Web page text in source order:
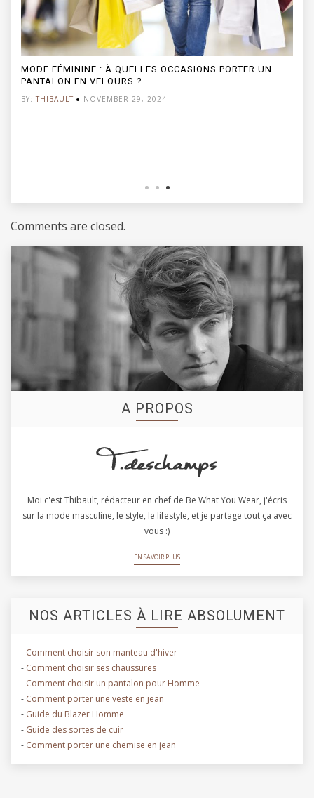
MODE FÉMININE : À QUELLES OCCASIONS PORTER UN
PANTALON EN VELOURS ?
BY: THIBAULT NOVEMBER 29, 2024
Comments are closed.
A PROPOS
Moi c'est Thibault, rédacteur en chef de Be What You Wear, j'écris
sur la mode masculine, le style, le lifestyle, et je partage tout ça avec
vous :)
EN SAVOIR PLUS
NOS ARTICLES À LIRE ABSOLUMENT
- Comment choisir son manteau d'hiver
- Comment choisir ses chaussures
- Comment choisir un pantalon pour Homme
- Comment porter une veste en jean
- Guide du Blazer Homme
- Guide des sortes de cuir
- Comment porter une chemise en jean